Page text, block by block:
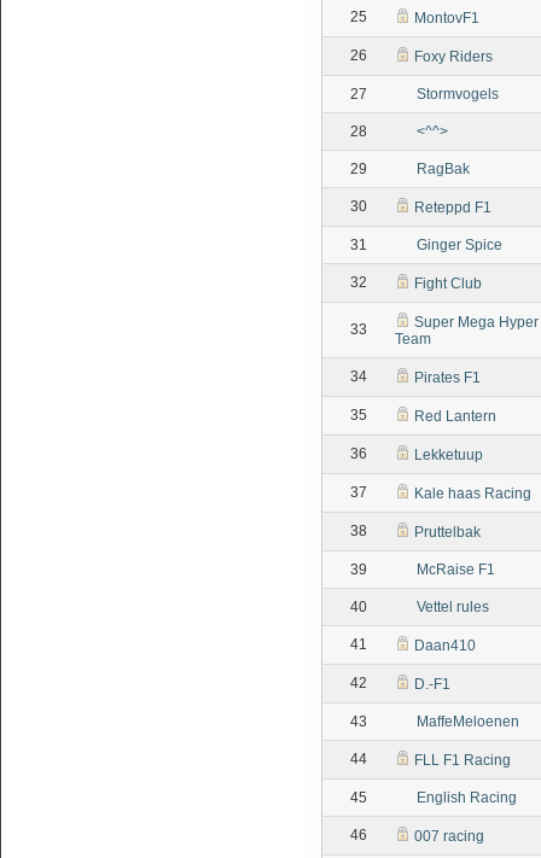
25 MontovF1
26 Foxy Riders
27 Stormvogels
28 <^^>
29 RagBak
30 Reteppd F1
31 Ginger Spice
32 Fight Club
33
Super Mega
Team
34 Pirates F1
35 Red Lantern
36 Lekketuup
37 Kale haas Racing
38 Pruttelbak
39 McRaise F1
40 Vettel rules
41 Daan410
42 D.-F1
43 MaffeMeloenen
44 FLL F1 Racing
45 English Racing
46 007 racing